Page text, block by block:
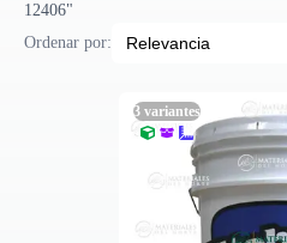
12406"
Ordenar por:
3 variantes